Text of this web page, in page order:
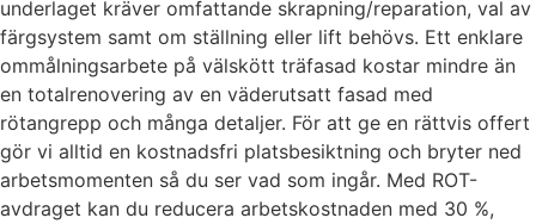
underlaget kräver omfattande skrapning/reparation, val av
färgsystem samt om ställning eller lift behövs. Ett enklare
ommålningsarbete på välskött träfasad kostar mindre än
en totalrenovering av en väderutsatt fasad med
rötangrepp och många detaljer. För att ge en rättvis offert
gör vi alltid en kostnadsfri platsbesiktning och bryter ned
arbetsmomenten så du ser vad som ingår. Med ROT-
avdraget kan du reducera arbetskostnaden med 30 %,